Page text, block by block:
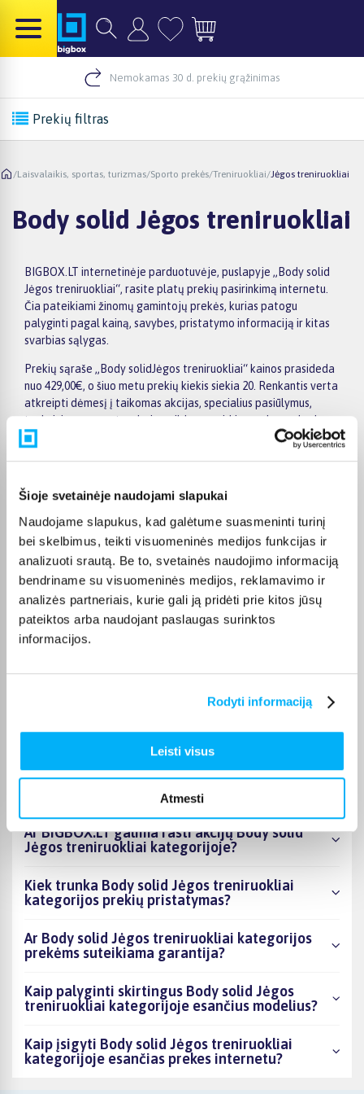
Šioje svetainėje naudojami slapukai
Naudojame slapukus, kad galėtume suasmeninti turinį
bei skelbimus, teikti visuomeninės medijos funkcijas ir
analizuoti srautą. Be to, svetainės naudojimo informaciją
bendriname su visuomeninės medijos, reklamavimo ir
analizės partneriais, kurie gali ją pridėti prie kitos jūsų
pateiktos arba naudojant paslaugas surinktos
informacijos.
Rodyti informaciją
Leisti visus
Atmesti
Nemokamas 30 d. prekių grąžinimas
Prekių filtras
/Laisvalaikis, sportas, turizmas/Sporto prekės/Treniruokliai/Jėgos treniruokliai
Body solid Jėgos treniruokliai
BIGBOX.LT internetinėje parduotuvėje, puslapyje „Body solid
Jėgos treniruokliai“, rasite platų prekių pasirinkimą internetu.
Čia pateikiami žinomų gamintojų prekės, kurias patogu
palyginti pagal kainą, savybes, pristatymo informaciją ir kitas
svarbias sąlygas.
Prekių sąraše „Body solidJėgos treniruokliai“ kainos prasideda
nuo 429,00€, o šiuo metu prekių kiekis siekia 20. Renkantis verta
atkreipti dėmesį į taikomas akcijas, specialius pasiūlymus,
techninius parametrus bei papildomas pirkimo sąlygas, kad
būtų lengviau išsirinkti geriausiai jūsų poreikius atitinkantį
susiaurinti asortimentą ir greičiau rasti tinkamą prekę.
Peržiūrėkite „Body solidJėgos treniruokliai“ pasiūlymus
BIGBOX.LT, palyginkite prekes ir pirkite internetu patogiai.
Pasirinktą prekę pristatysime per jos aprašyme nurodytą
terminą.
Kokie Body solid Jėgos treniruokliai
kategorijoje esantys produktai šiuo metu
kategorijos asortimente ir kokia žemiausia
Ar BIGBOX.LT galima rasti akcijų Body solid
Jėgos treniruokliai kategorijoje?
Kiek trunka Body solid Jėgos treniruokliai
kategorijos prekių pristatymas?
Ar Body solid Jėgos treniruokliai kategorijos
prekėms suteikiama garantija?
Kaip palyginti skirtingus Body solid Jėgos
treniruokliai kategorijoje esančius modelius?
Kaip įsigyti Body solid Jėgos treniruokliai
kategorijoje esančias prekes internetu?